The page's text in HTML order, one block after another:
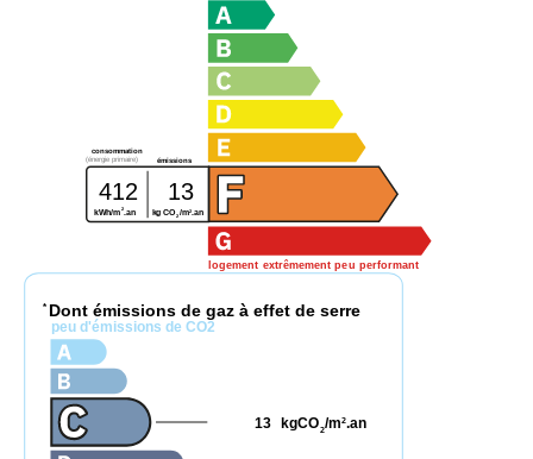
logement extrêmement peu performant
consommation
émissions
(énergie primaire)
412 13
kWh/m 2 .an kg CO2/m2 .an
* Dont émissions de gaz à effet de serre
peu d'émissions de CO2
kgCO2/m2.an
13